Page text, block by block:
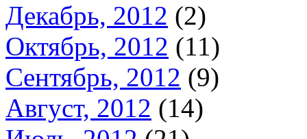
Декабрь, 2012 (2)
Октябрь, 2012 (11)
Сентябрь, 2012 (9)
Август, 2012 (14)